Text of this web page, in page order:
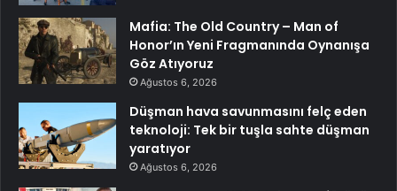
Mafia: The Old Country – Man of
Honor’ın Yeni Fragmanında Oynanışa
Göz Atıyoruz
Ağustos 6, 2026
Düşman hava savunmasını felç eden
teknoloji: Tek bir tuşla sahte düşman
yaratıyor
Ağustos 6, 2026